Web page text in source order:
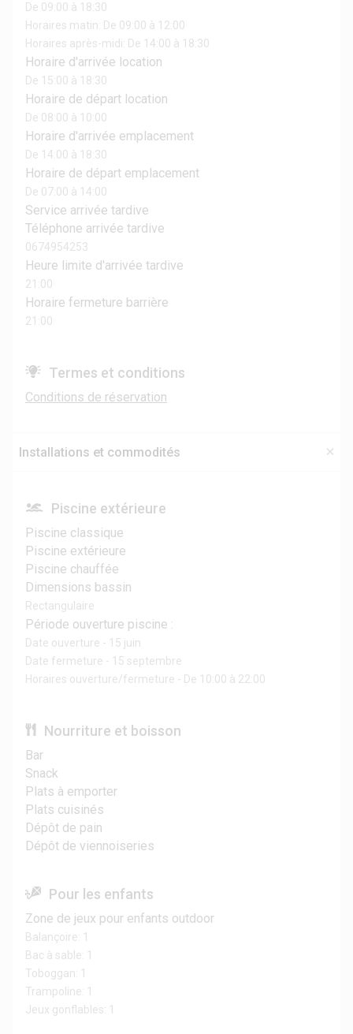
De 09:00 à 18:30
Horaires matin: De 09:00 à 12:00
Horaires après-midi: De 14:00 à 18:30
Horaire d'arrivée location
De 15:00 à 18:30
Horaire de départ location
De 08:00 à 10:00
Horaire d'arrivée emplacement
De 14:00 à 18:30
Horaire de départ emplacement
De 07:00 à 14:00
Service arrivée tardive
Téléphone arrivée tardive
0674954253
Heure limite d'arrivée tardive
21:00
Horaire fermeture barrière
21:00
Termes et conditions
Conditions de réservation
Installations et commodités
Piscine extérieure
Piscine classique
Piscine extérieure
Piscine chauffée
Dimensions bassin
Rectangulaire
Période ouverture piscine :
Date ouverture - 15 juin
Date fermeture - 15 septembre
Horaires ouverture/fermeture - De 10:00 à 22:00
Nourriture et boisson
Bar
Snack
Plats à emporter
Plats cuisinés
Dépôt de pain
Dépôt de viennoiseries
Pour les enfants
Zone de jeux pour enfants outdoor
Balançoire: 1
Bac à sable: 1
Toboggan: 1
Trampoline: 1
Jeux gonflables: 1